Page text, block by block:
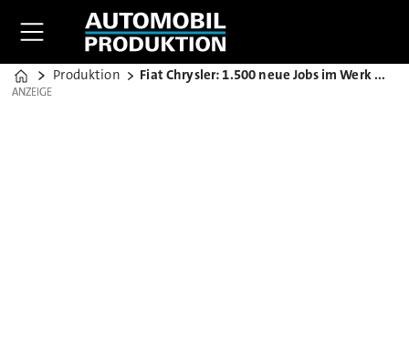
Home
Produktion Fiat Chrysler: 1.500 neue Jobs im Werk Melfi
ANZEIGE
ANZEIGE